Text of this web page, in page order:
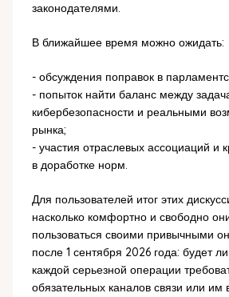
законодателями.
В ближайшее время можно ожидать:
- обсуждения поправок в
- попыток найти баланс между
кибербезопасности и реальными
рынка;
- участия отраслевых ассоциаций и
в доработке норм.
Для пользователей итог этих
насколько комфортно и свободно
пользоваться своими привычными
после 1 сентября 2026 года: будет
каждой серьезной операции
обязательных каналов связи или им